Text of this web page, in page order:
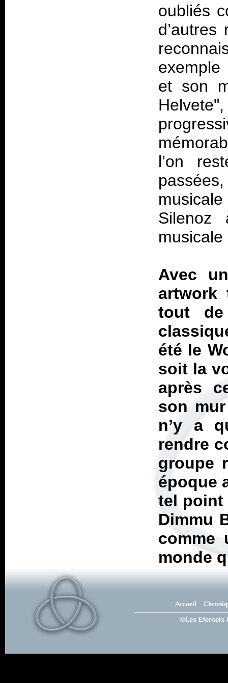
oubliés
exemple
et son
l’on
Silenoz
Avec
artwork
tout de
été le
soit la
après
son
n’y a
rendre
groupe
époque
tel point
Dimmu
comme
monde
Accueil
©Les Eternels